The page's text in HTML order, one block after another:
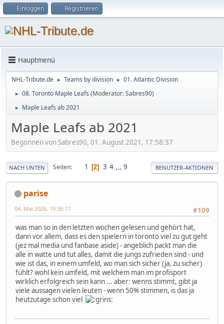
Einloggen Registrieren
Hauptmenü
NHL-Tribute.de ► Teams by division ► 01. Atlantic Division
► 08. Toronto Maple Leafs (Moderator:Sabres90)
► Maple Leafs ab 2021
Maple Leafs ab 2021
Begonnen von Sabres90, 01. August 2021, 17:58:37
NACH UNTEN Seiten 1 2 3 4 ... 9 BENUTZER-AKTIONEN
parise
#109
04. Mai 2026, 19:38:17
was man so in den letzten wochen gelesen und gehört hat,
dann vor allem, dass es den spielern in toronto viel zu gut geht
(jez mal media und fanbase aside) - angeblich packt man die
alle in watte und tut alles, damit die jungs zufrieden sind - und
wie ist das, in einem umfeld, wo man sich sicher (ja, zu sicher)
fühlt? wohl kein umfeld, mit welchem man im profisport
wirklich erfolgreich sein kann ... aber: wenns stimmt, gibt ja
viele aussagen vielen leuten - wenn 50% stimmen, is das ja
heutzutage schon viel